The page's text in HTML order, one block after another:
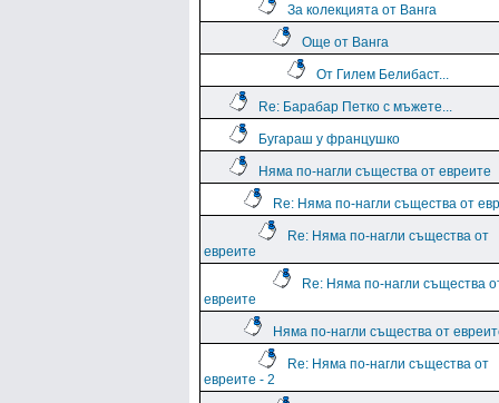
За колекцията от Ванга
Още от Ванга
От Гилем Белибаст...
Re: Барабар Петко с мъжете...
Бугараш у францушко
Няма по-нагли същества от евреите
Re: Няма по-нагли същества от
Re: Няма по-нагли същества от
евреите
Re: Няма по-нагли същества
евреите
Няма по-нагли същества от
Re: Няма по-нагли същества от
евреите - 2